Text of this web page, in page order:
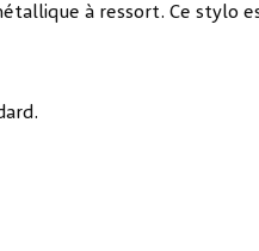
à ressort. Ce stylo